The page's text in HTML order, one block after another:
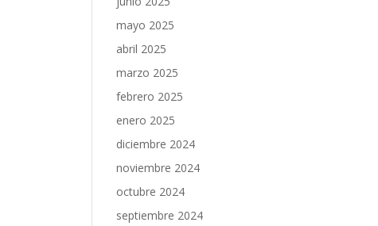
mayo 2025
abril 2025
marzo 2025
febrero 2025
enero 2025
diciembre 2024
noviembre 2024
octubre 2024
septiembre 2024